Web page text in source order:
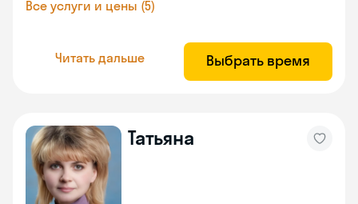
Все услуги и цены (5)
Читать дальше Выбрать время
Татьяна